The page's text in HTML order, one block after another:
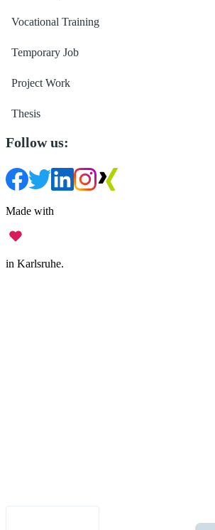
Vocational Training
Temporary Job
Project Work
Thesis
Follow us:
Made with
in Karlsruhe.